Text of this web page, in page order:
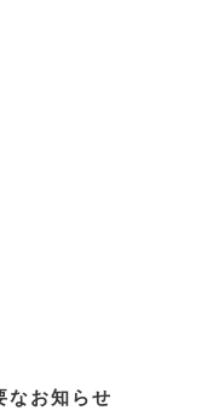
なお知らせ